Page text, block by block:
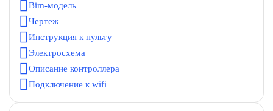
Bim-модель
Чертеж
Инструкция к пульту
Электросхема
Описание контроллера
Подключение к wifi